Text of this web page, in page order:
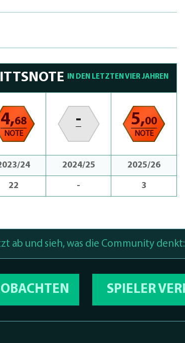
IN DEN LETZTEN VIER JAHREN
4,68
NOTE
- 5,00
NOTE
24 2024/25 2025/26
22 - 3
ab und sieh, was die Community denkt:
SPIELER